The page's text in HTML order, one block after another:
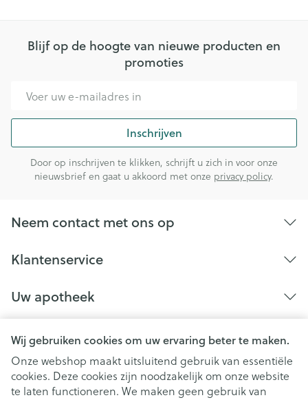
Wij gebruiken cookies om uw ervaring beter te maken.
Onze webshop maakt uitsluitend gebruik van essentiële
cookies. Deze cookies zijn noodzakelijk om onze website
te laten functioneren. We maken geen gebruik van
Blijf op de hoogte van nieuwe producten en
promoties
Inschrijven
Door op inschrijven te klikken, schrijft u zich in voor onze
nieuwsbrief en gaat u akkoord met onze privacy policy.
Neem contact met ons op
Klantenservice
Uw apotheek